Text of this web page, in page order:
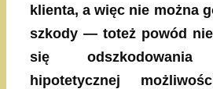
klienta, a więc nie można
szkody — toteż powód
się odszkodowania
hipotetycznej